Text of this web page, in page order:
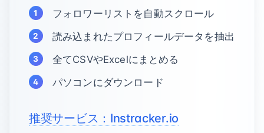
フォロワーリストを自動スクロール
読み込まれたプロフィールデータを抽出
全てCSVやExcelにまとめる
パソコンにダウンロード
推奨サービス：Instracker.io